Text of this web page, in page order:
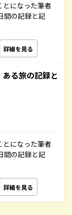
とになった筆者
間の記録と記
詳細を見る
る旅の記録と
とになった筆者
間の記録と記
詳細を見る